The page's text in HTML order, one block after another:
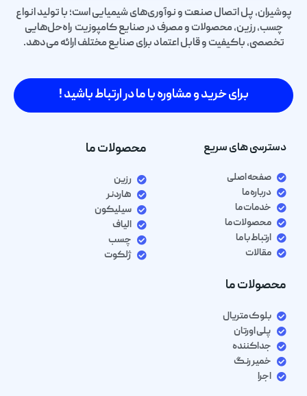
پوشیران، پل اتصال صنعت و نوآوری‌های شیمیایی است؛ با تولید انواع
چسب، رزین، محصولات و مصرف در صنایع کامپوزیت راه‌حل‌هایی
تخصصی، باکیفیت و قابل اعتماد برای صنایع مختلف ارائه می‌دهد.
برای خرید و مشاوره با ما در ارتباط باشید !
دسترسی های سریع
صفحه اصلی
درباره ما
خدمات ما
محصولات ما
ارتباط با ما
مقالات
محصولات ما
رزین
هاردنر
سیلیکون
الیاف
چسب
ژلکوت
محصولات ما
بلوک متریال
پلی اورتان
جداکننده
خمیر رنگ
اجرا